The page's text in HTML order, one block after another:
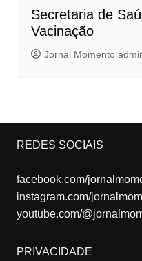
Secretaria de
Vacinação
Jornal Momento
REDES SOCIAIS
facebook.com/
instagram.com/
youtube.com/
PRIVACIDADE